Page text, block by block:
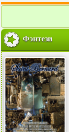
Фэнтези